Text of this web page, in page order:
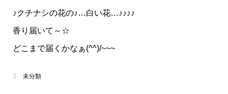
♪クチナシの花の♪…白い花…♪♪♪♪
香り届いて～☆
どこまで届くかなぁ(^^)/~~~
未分類